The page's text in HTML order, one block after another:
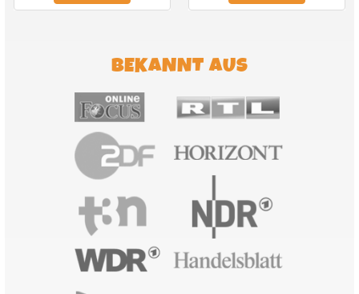
BEKANNT AUS